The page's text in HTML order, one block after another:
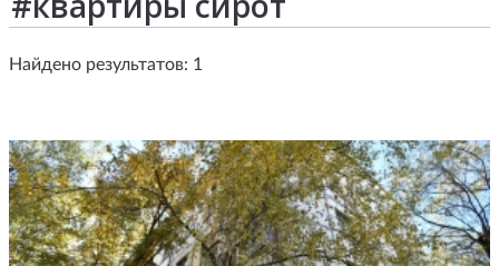
Найдено результатов: 1